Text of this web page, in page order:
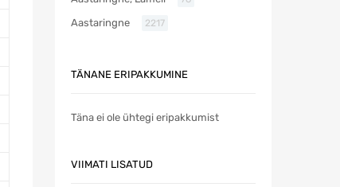
Aastaringne 2217
TÄNANE ERIPAKKUMINE
Täna ei ole ühtegi eripakkumist
VIIMATI LISATUD